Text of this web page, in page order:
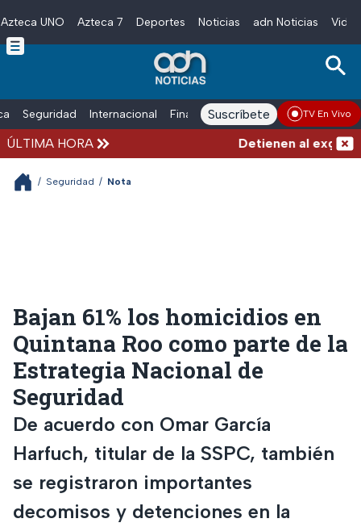
Skip to main content
Azteca UNO Azteca 7 Deportes Noticias adn Noticias
Seguridad Internacional Finanzas adn Noticias Radio
Suscríbete TV En Vivo
ÚLTIMA HORA Detienen al
/ Seguridad / Nota
Bajan 61% los homicidios en
Quintana Roo como parte de la
Estrategia Nacional de
Seguridad
De acuerdo con Omar García
Harfuch, titular de la SSPC, también
se registraron importantes
decomisos y detenciones en la